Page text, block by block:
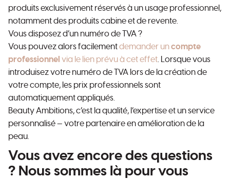
produits exclusivement réservés à un usage professionnel,
notamment des produits cabine et de revente.
Vous disposez d’un numéro de TVA ?
Vous pouvez alors facilementdemander uncompte
professionnel via le lien prévu à cet effet . Lorsque vous
introduisez votre numéro de TVA lors de la création de
votre compte, les prix professionnels sont
automatiquement appliqués.
Beauty Ambitions, c’est la qualité, l’expertise et un service
personnalisé — votre partenaire en amélioration de la
peau.
Vous avez encore des questions
? Nous sommes là pour vous